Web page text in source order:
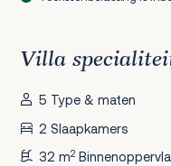
Villa
5 Type & maten
2 Slaapkamers
32 m2